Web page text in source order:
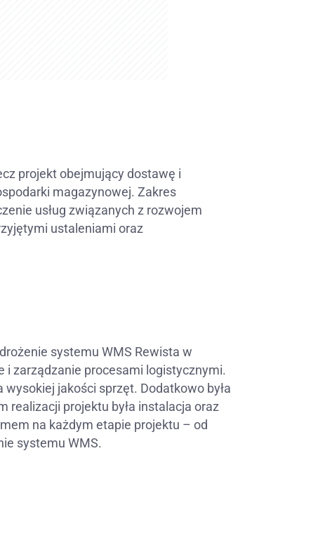
projekt obejmujący dostawę i
magazynowej. Zakres
usług związanych z rozwojem
ustaleniami oraz
systemu WMS Rewista w
i zarządzanie procesami logistycznymi.
jakości sprzęt. Dodatkowo była
realizacji projektu była instalacja oraz
na każdym etapie projektu – od
systemu WMS.